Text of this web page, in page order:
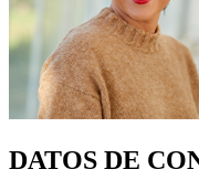
DATOS DE